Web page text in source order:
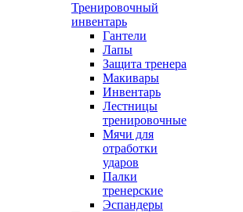
Тренировочный
инвентарь
Гантели
Лапы
Защита тренера
Макивары
Инвентарь
Лестницы
тренировочные
Мячи для
отработки
ударов
Палки
тренерские
Эспандеры